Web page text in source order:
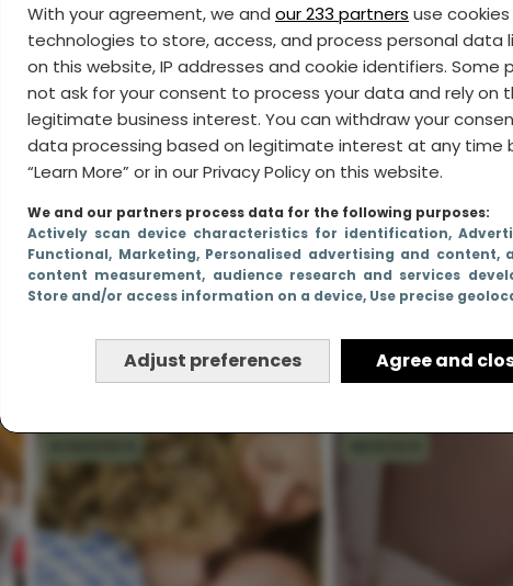
With your agreement, we and our 233 partners use
technologies to store, access, and process personal data
on this website, IP addresses and cookie identifiers. Some
not ask for your consent to process your data and rely on
legitimate business interest. You can withdraw your
data processing based on legitimate interest at any time
“Learn More” or in our Privacy Policy on this website.
We and our partners process data for the following purposes:
Actively scan device characteristics for identification,
Functional, Marketing, Personalised advertising and content,
content measurement, audience research and services
Store and/or access information on a device, Use precise
Adjust preferences Agree and
MOEDER
Ik wil niet meer kinderen,
maar ik wil wél een
baby!
MOEDER
14 dingen die
zijn bij je